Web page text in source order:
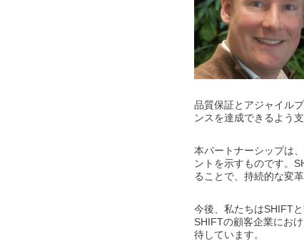
品質保証とアジャイル
ンスを達成できるよう
本パートナーシップは
ントを示すものです。
ることで、持続的な変
今後、私たちはSHIFT
SHIFTの顧客企業にお
待しています。